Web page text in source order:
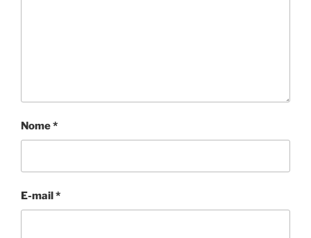
Nome*
E-mail*